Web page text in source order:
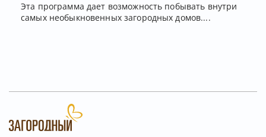
Эта программа дает возможность побывать внутри
самых необыкновенных загородных домов....